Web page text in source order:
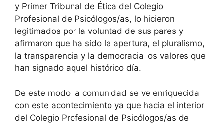
y Primer Tribunal de Ética del Colegio
Profesional de Psicólogos/as, lo hicieron
legitimados por la voluntad de sus pares y
afirmaron que ha sido la apertura, el pluralismo,
la transparencia y la democracia los valores que
han signado aquel histórico día.
De este modo la comunidad se ve enriquecida
con este acontecimiento ya que hacia el interior
del Colegio Profesional de Psicólogos/as de